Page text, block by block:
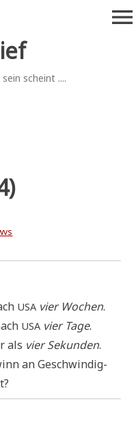
scheint ....
menu
USA vier Wochen.
USA vier Tage.
als vier Sekun­den.
an Geschwin­dig­